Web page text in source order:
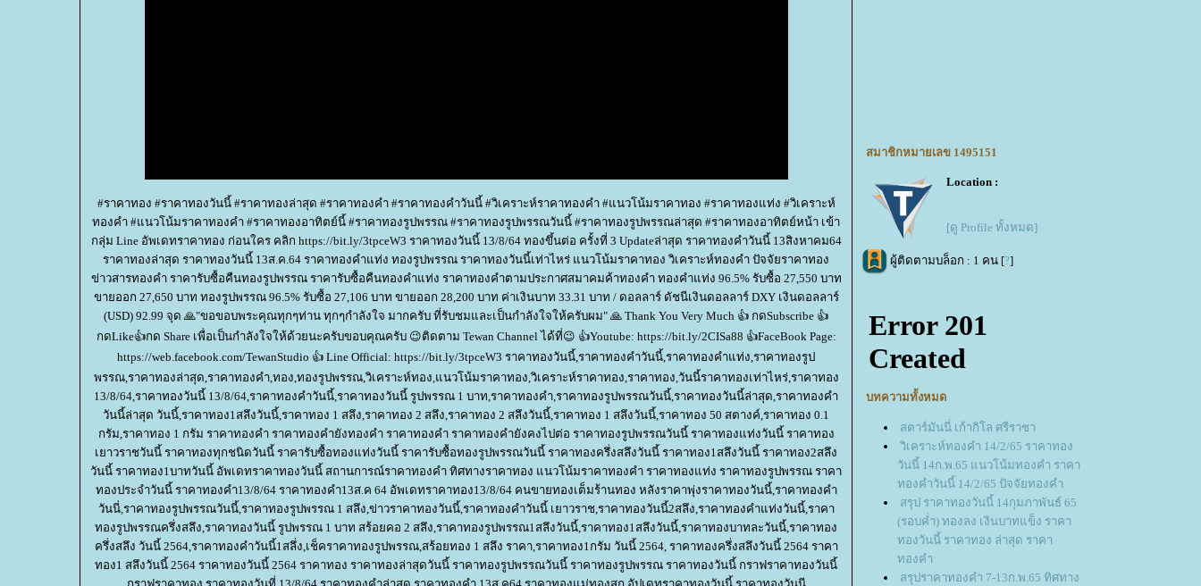
#ราคาทอง #ราคาทองวันนี้ #ราคาทองล่าสุด #ราคาทองคำ #ราคาทองคำวันนี้ #วิเคราะห์ราคาทองคำ #แนวโน้มราคาทอง #ราคาทองแท่ง #วิเคราะห์
ทองคำ #แนวโน้มราคาทองคำ #ราคาทองอาทิตย์นี้ #ราคาทองรูปพรรณ #ราคาทองรูปพรรณวันนี้ #ราคาทองรูปพรรณล่าสุด #ราคาทองอาทิตย์หน้า เข้า
กลุ่ม Line อัพเดทราคาทอง ก่อนใคร คลิก https://bit.ly/3tpceW3 ราคาทองวันนี้ 13/8/64 ทองขึ้นต่อ ครั้งที่ 3 Updateล่าสุด ราคาทองคำวันนี้ 13สิงหาคม64
ราคาทองล่าสุด ราคาทองวันนี้ 13ส.ค.64 ราคาทองคำแท่ง ทองรูปพรรณ ราคาทองวันนี้เท่าไหร่ แนวโน้มราคาทอง วิเคราะห์ทองคำ ปัจจัยราคาทอง
ข่าวสารทองคำ ราคารับซื้อคืนทองรูปพรรณ ราคารับซื้อคืนทองคำแท่ง ราคาทองคำตามประกาศสมาคมค้าทองคำ ทองคำแท่ง 96.5% รับซื้อ 27,550 บาท
ขายออก 27,650 บาท ทองรูปพรรณ 96.5% รับซื้อ 27,106 บาท ขายออก 28,200 บาท ค่าเงินบาท 33.31 บาท / ดอลลาร์ ดัชนีเงินดอลลาร์ DXY เงินดอลลาร์
(USD) 92.99 จุด 🙏"ขอขอบพระคุณทุกๆท่าน ทุกๆกำลังใจ มากครับ ที่รับชมและเป็นกำลังใจให้ครับผม" 🙏 Thank You Very Much 👍 กดSubscribe 👍
กดLike👍กด Share เพื่อเป็นกำลังใจให้ด้วยนะครับขอบคุณครับ 😉ติดตาม Tewan Channel ได้ที่😉 👍Youtube: https://bit.ly/2CISa88 👍FaceBook Page:
https://web.facebook.com/TewanStudio 👍 Line Official: https://bit.ly/3tpceW3 ราคาทองวันนี้,ราคาทองคำวันนี้,ราคาทองคำแท่ง,ราคาทองรูป
พรรณ,ราคาทองล่าสุด,ราคาทองคำ,ทอง,ทองรูปพรรณ,วิเคราะห์ทอง,แนวโน้มราคาทอง,วิเคราะห์ราคาทอง,ราคาทอง,วันนี้ราคาทองเท่าไหร่,ราคาทอง
13/8/64,ราคาทองวันนี้ 13/8/64,ราคาทองคําวันนี้,ราคาทองวันนี้ รูปพรรณ 1 บาท,ราคาทองคํา,ราคาทองรูปพรรณวันนี้,ราคาทองวันนี้ล่าสุด,ราคาทองคํา
วันนี้ล่าสุด วันนี้,ราคาทอง1สลึงวันนี้,ราคาทอง 1 สลึง,ราคาทอง 2 สลึง,ราคาทอง 2 สลึงวันนี้,ราคาทอง 1 สลึงวันนี้,ราคาทอง 50 สตางค์,ราคาทอง 0.1
กรัม,ราคาทอง 1 กรัม ราคาทองคำ ราคาทองคำยังทองคำ ราคาทองคำ ราคาทองคำยังคงไปต่อ ราคาทองรูปพรรณวันนี้ ราคาทองแท่งวันนี้ ราคาทอง
เยาวราชวันนี้ ราคาทองทุกชนิดวันนี้ ราคารับซื้อทองแท่งวันนี้ ราคารับซื้อทองรูปพรรณวันนี้ ราคาทองครึ่งสลึงวันนี้ ราคาทอง1สลึงวันนี้ ราคาทอง2สลึง
วันนี้ ราคาทอง1บาทวันนี้ อัพเดทราคาทองวันนี้ สถานการณ์ราคาทองคำ ทิศทางราคาทอง แนวโน้มราคาทองคำ ราคาทองแท่ง ราคาทองรูปพรรณ ราคา
ทองประจำวันนี้ ราคาทองคำ13/8/64 ราคาทองคำ13ส.ค 64 อัพเดทราคาทอง13/8/64 คนขายทองเต็มร้านทอง หลังราคาพุ่งราคาทองวันนี้,ราคาทองคำ
วันนี่,ราคาทองรูปพรรณวันนี้,ราคาทองรูปพรรณ 1 สลึง,ข่าวราคาทองวันนี้,ราคาทองคําวันนี้ เยาวราช,ราคาทองวันนี้2สลึง,ราคาทองคําแท่งวันนี้,ราคา
ทองรูปพรรณครึ่งสลึง,ราคาทองวันนี้ รูปพรรณ 1 บาท สร้อยคอ 2 สลึง,ราคาทองรูปพรรณ1สลึงวันนี้,ราคาทอง1สลึงวันนี้,ราคาทองบาทละวันนี้,ราคาทอง
ครึ่งสลึง วันนี้ 2564,ราคาทองคําวันนี้1สลึ่ง,เช็คราคาทองรูปพรรณ,สร้อยทอง 1 สลึง ราคา,ราคาทอง1กรัม วันนี้ 2564, ราคาทองครึ่งสลึงวันนี้ 2564 ราคา
ทอง1 สลึงวันนี้ 2564 ราคาทองวันนี้ 2564 ราคาทอง ราคาทองล่าสุดวันนี้ ราคาทองรูปพรรณวันนี้ ราคาทองรูปพรรณ ราคาทองวันนี้ กราฟราคาทองวันนี้
สมาชิกหมายเลข 1495151
Location :
[ดู Profile ทั้งหมด]
ผู้ติดตามบล็อก : 1 คน [?]
บทความทั้งหมด
สตาร์มันนี่ เก้ากิโล ศรีราชา
วิเคราะห์ทองคำ 14/2/65 ราคาทอง
วันนี้ 14ก.พ.65 แนวโน้มทองคำ ราคา
ทองคำวันนี้ 14/2/65 ปัจจัยทองคำ
สรุป ราคาทองวันนี้ 14กุมภาพันธ์ 65
(รอบค่ำ) ทองลง เงินบาทแข็ง ราคา
ทองวันนี้ ราคาทอง ล่าสุด ราคา
ทองคำ
สรุปราคาทองคำ 7-13ก.พ.65 ทิศทาง